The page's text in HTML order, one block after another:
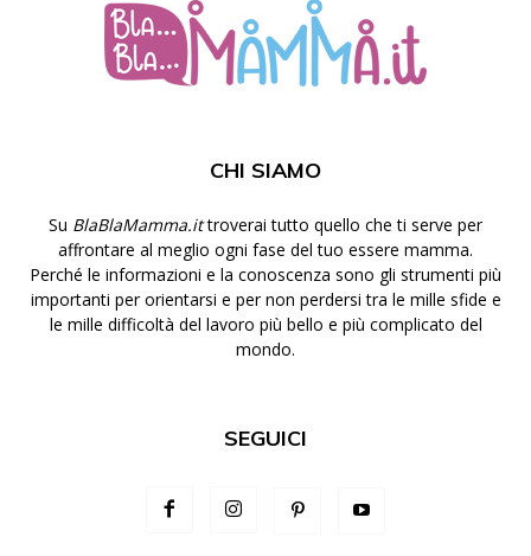
CHI SIAMO
Su BlaBlaMamma.ittroverai tutto quello che ti serve per
affrontare al meglio ogni fase del tuo essere mamma.
Perché le informazioni e la conoscenza sono gli strumenti più
importanti per orientarsi e per non perdersi tra le mille sfide e
le mille difficoltà del lavoro più bello e più complicato del
mondo.
SEGUICI